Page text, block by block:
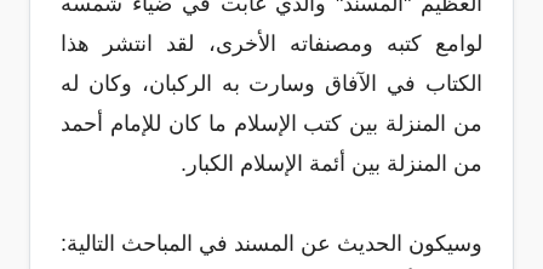
لوامع كتبه ومصنفاته الأخرى، لقد انتشر هذا
الكتاب في الآفاق وسارت به الركبان، وكان له
من المنزلة بين كتب الإسلام ما كان للإمام أحمد
من المنزلة بين أئمة الإسلام الكبار.
وسيكون الحديث عن المسند في المباحث التالية: